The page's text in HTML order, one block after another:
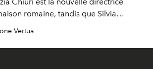
romaine, tandis que Silvia
Vertua